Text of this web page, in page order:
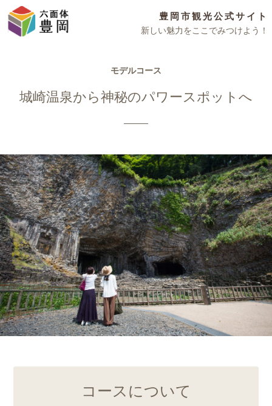
豊岡市観光公式サイト
新しい魅力をここでみつけよう！
モデルコース
城崎温泉から神秘のパワースポットへ
コースについて